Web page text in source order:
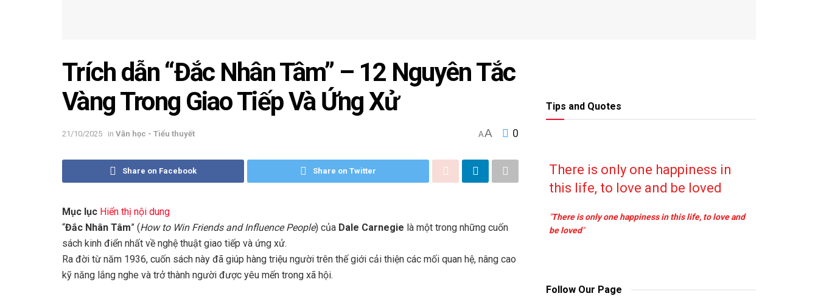
Trích dẫn “Đắc Nhân Tâm” – 12 Nguyên Tắc
Vàng Trong Giao Tiếp Và Ứng Xử
21/10/2025 in Văn học - Tiểu thuyết AA 0
Share on Facebook Share on Twitter
Mục lục Hiển thị nội dung
“Đắc Nhân Tâm” (How to Win Friends and Influence People) của Dale Carnegie là một trong những cuốn
sách kinh điển nhất về nghệ thuật giao tiếp và ứng xử.
Ra đời từ năm 1936, cuốn sách này đã giúp hàng triệu người trên thế giới cải thiện các mối quan hệ, nâng cao
kỹ năng lắng nghe và trở thành người được yêu mến trong xã hội.
Tips and Quotes
There is only one happiness in
this life, to love and be loved
"There is only one happiness in this life, to love and
be loved"
Follow Our Page